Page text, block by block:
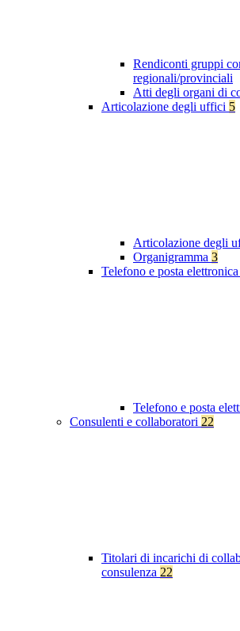
Rendiconti gruppi
regionali/provinciali
Atti degli organi di
Articolazione degli uffici 5
Articolazione degli
Organigramma 3
Telefono e posta elettronica
Telefono e posta
Consulenti e collaboratori 22
Titolari di incarichi di
consulenza 22